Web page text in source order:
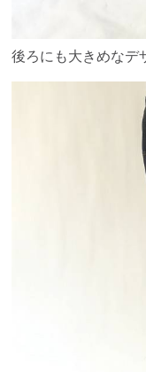
後ろにも大きめなデ